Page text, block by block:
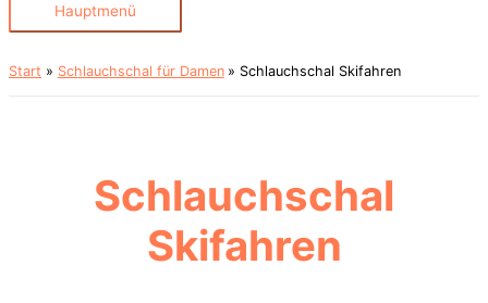
Hauptmenü
Start Schlauchschal für Damen Schlauchschal Skifahren
Schlauchschal
Skifahren